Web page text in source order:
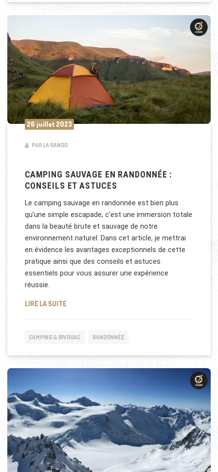
26 juillet 2023
PAR LA RANDO
CAMPING SAUVAGE EN RANDONNÉE :
CONSEILS ET ASTUCES
Le camping sauvage en randonnée est bien plus
qu’une simple escapade, c’est une immersion totale
dans la beauté brute et sauvage de notre
environnement naturel. Dans cet article, je mettrai
en évidence les avantages exceptionnels de cette
pratique ainsi que des conseils et astuces
essentiels pour vous assurer une expérience
réussie.
LIRE LA SUITECAMPING SAUVAGE EN RANDONNÉE : CONSEILS ET
CAMPING & BIVOUAC RANDONNÉE